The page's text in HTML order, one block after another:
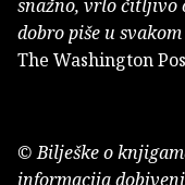
snažno, vrlo čitljivo
dobro piše u
The Washington
© Bilješke o
informacija